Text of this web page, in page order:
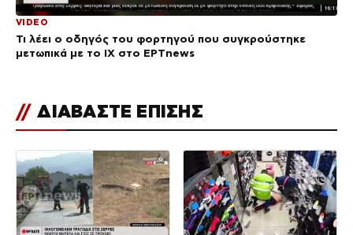
VIDEO
Τι λέει ο οδηγός του φορτηγού που συγκρούστηκε
μετωπικά με το ΙΧ στο ΕΡΤnews
// ΔΙΑΒΑΣΤΕ ΕΠΙΣΗΣ